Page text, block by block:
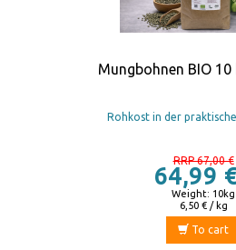
Mungbohnen BIO
Rohkost in der
RRP 67,00 €
64,99
6,50 € / kg
Weight: 10kg
To cart